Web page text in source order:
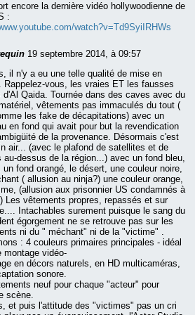
encore la dernière vidéo hollywoodienne de
:
watch?v=Td9SyiIRHWs
19 septembre 2014, à 09:57
il n'y a eu une telle qualité de mise en
Rappelez-vous, les vraies ET les fausses
d'Al Qaida. Tournée dans des caves avec du
vêtements pas immaculés du tout (
les fake de décapitations) avec un
en fond qui avait pour but la revendication
de la provenance. Désormais c'est
air... (avec le plafond de satellites et de
au-dessus de la région...) avec un fond bleu,
un fond orangé, le désert, une couleur noire,
( allusion au ninja?) une couleur orange,
(allusion aux prisonnier US condamnés à
Les vêtements propres, repassés et sur
Intachables surement puisque le sang du
égorgement ne se retrouve pas sur les
ni du " méchant" ni de la "victime" .
: 4 couleurs primaires principales - idéal
montage vidéo-
en décors naturels, en HD multicaméras,
sonore.
neuf pour chaque "acteur" pour
scène.
et puis l'attitude des "victimes" pas un cri